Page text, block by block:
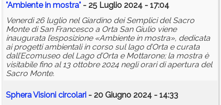
"Ambiente in mostra" - 25 Luglio 2024 - 17:04
Venerdì 26 luglio nel Giardino dei Semplici del Sacro
Monte di San Francesco a Orta San Giulio viene
inaugurata l’esposizione «Ambiente in mostra», dedicata
ai progetti ambientali in corso sul lago d’Orta e curata
dall’Ecomuseo del Lago d’Orta e Mottarone; la mostra è
visitabile fino al 13 ottobre 2024 negli orari di apertura del
Sacro Monte.
Sphera Visioni circolari - 20 Giugno 2024 - 14:33